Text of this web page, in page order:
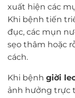
xuất hiện các
Khi bệnh tiến
đục, các mụn
sẹo thâm hoặc
cách.
Khi bệnh giời
ảnh hưởng trực